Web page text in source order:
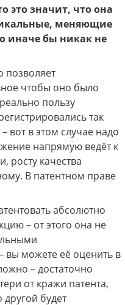
это значит, что она
меняющие
иначе бы никак не
позволяет
чтобы оно было
пользу
так
вот в этом случае надо
напрямую ведёт к
росту качества
В патентном праве
абсолютно
– от этого она не
вы можете её оценить в
– достаточно
от кражи патента,
будет